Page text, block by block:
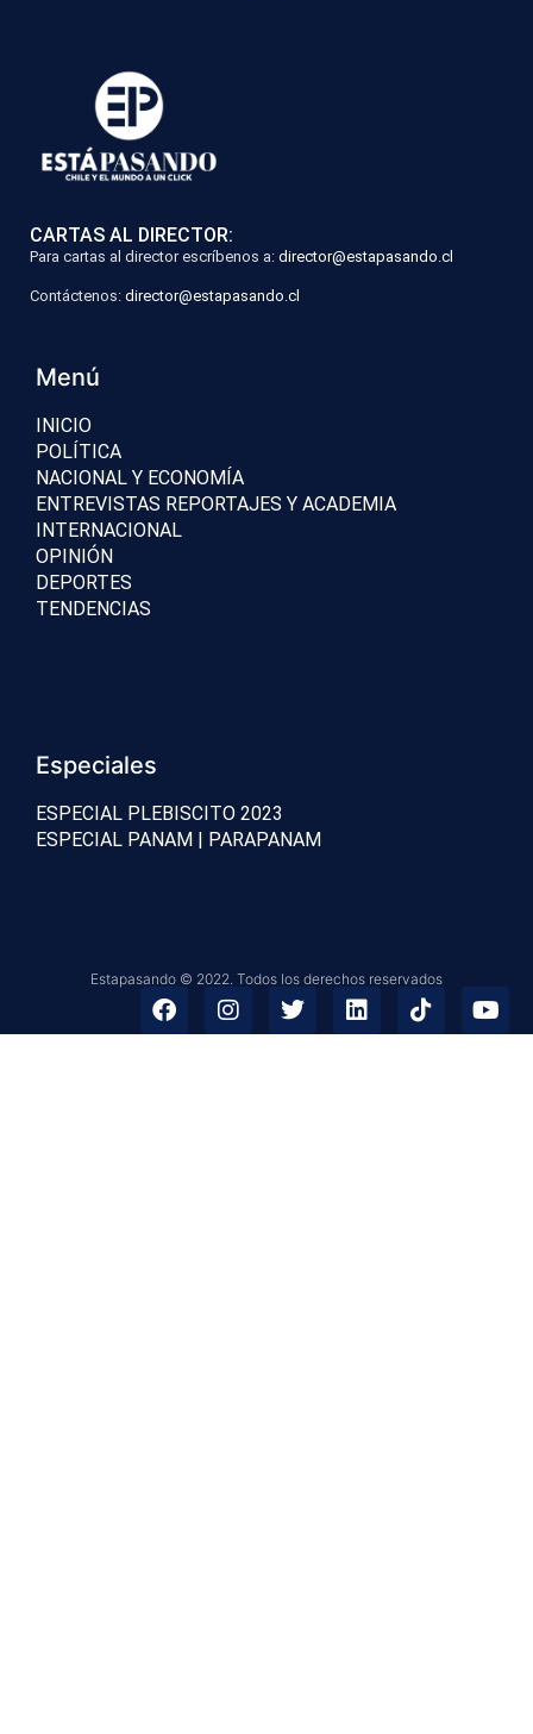
CARTAS AL DIRECTOR:
Para cartas al director escríbenos a: director@estapasando.cl
Contáctenos: director@estapasando.cl
Menú
INICIO
POLÍTICA
NACIONAL Y ECONOMÍA
ENTREVISTAS REPORTAJES Y ACADEMIA
INTERNACIONAL
OPINIÓN
DEPORTES
TENDENCIAS
Especiales
ESPECIAL PLEBISCITO 2023
ESPECIAL PANAM | PARAPANAM
Estapasando © 2022. Todos los derechos reservados